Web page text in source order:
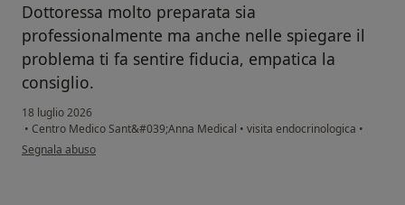
Dottoressa molto preparata sia
professionalmente ma anche nelle spiegare il
problema ti fa sentire fiducia, empatica la
consiglio.
18 luglio 2026
• Centro Medico Sant&#039;Anna Medical • visita endocrinologica •
secondo l'opinione dell'utente Gio.
Segnala abuso